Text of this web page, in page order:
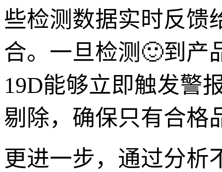
些检测数据实时反馈
合。一旦检测🙂到产
19D能够立即触发警
剔除，确保只有合格
更进一步，通过分析